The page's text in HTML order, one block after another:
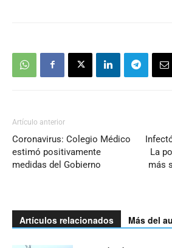
Artículo anterior
Coronavirus: Colegio Médico
estimó positivamente
medidas del Gobierno
La
más
Artículos relacionados Más del